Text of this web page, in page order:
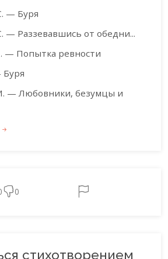
— Буря
— Раззевавшись от обедни...
— Попытка ревности
— Любовники, безумцы и
0
стихотворением